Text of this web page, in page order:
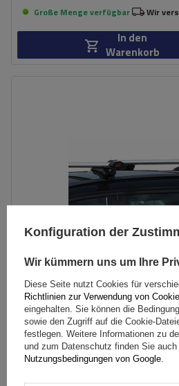
Große Menge verfügbar Wir
In den
Warenkorb
G3 Airflow 60.230 Dachträger
integrierte Aluminiumschienen
Konfiguration der
Wir kümmern uns um Ihre
Diese Seite nutzt Cookies für
Richtlinien zur Verwendung von
eingehalten. Sie können die
sowie den Zugriff auf die Cookie-
festlegen. Weitere Informationen zu
und zum Datenschutz finden Sie auch
Nutzungsbedingungen von Google